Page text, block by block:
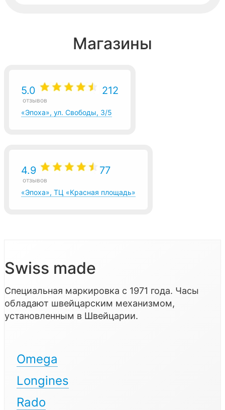
Магазины
5.0 212
отзывов
«Эпоха», ул. Свободы, 3/5
4.9 77
отзывов
«Эпоха», ТЦ «Красная площадь»
Swiss made
Специальная маркировка с 1971 года. Часы
обладают швейцарским механизмом,
установленным в Швейцарии.
Omega
Longines
Rado